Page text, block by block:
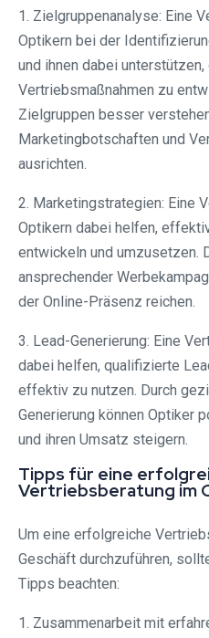
1. Zielgruppenanalyse: Eine
Optikern bei der
und ihnen dabei
Vertriebsmaßnahmen zu
Zielgruppen besser
Marketingbotschaften und
ausrichten.
2. Marketingstrategien: Eine
Optikern dabei helfen,
entwickeln und umzusetzen.
ansprechender
der Online-Präsenz reichen.
3. Lead-Generierung: Eine
dabei helfen, qualifizierte
effektiv zu nutzen. Durch
Generierung können Optiker
und ihren Umsatz steigern.
Tipps für eine
Vertriebsberatung im
Um eine erfolgreiche
Geschäft durchzuführen,
Tipps beachten:
1. Zusammenarbeit mit